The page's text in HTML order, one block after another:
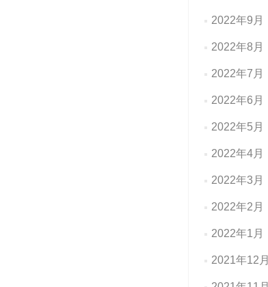
2022年9月
2022年8月
2022年7月
2022年6月
2022年5月
2022年4月
2022年3月
2022年2月
2022年1月
2021年12月